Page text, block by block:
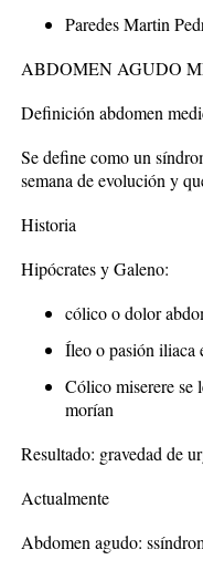
Paredes Martin
ABDOMEN AGUDO
Definición abdomen
Se define como un
semana de evolución y
Historia
Hipócrates y Galeno:
cólico o dolor
Íleo o pasión iliaca
Cólico miserere se
morían
Resultado: gravedad de
Actualmente
Abdomen agudo: